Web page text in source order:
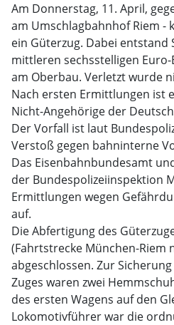
Am Donnerstag, 11. April,
am Umschlagbahnhof Riem -
ein Güterzug. Dabei entstand
mittleren sechsstelligen
am Oberbau. Verletzt wurde
Nach ersten Ermittlungen ist
Nicht-Angehörige der
Der Vorfall ist laut
Verstoß gegen bahninterne
Das Eisenbahnbundesamt
der Bundespolizeiinspektion
Ermittlungen wegen
auf.
Die Abfertigung des
(Fahrtstrecke München-Riem
abgeschlossen. Zur
Zuges waren zwei
des ersten Wagens auf den
Lokomotivführer war die